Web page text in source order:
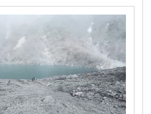
已複製連結，歡迎分享！